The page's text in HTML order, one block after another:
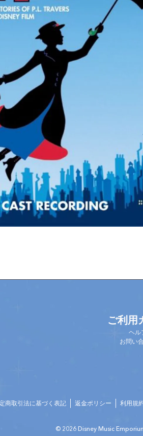
ご利用
ヘル
お問い
商取引法に基づく表記 返金ポリシー 利用規
© 2026 Disney Music